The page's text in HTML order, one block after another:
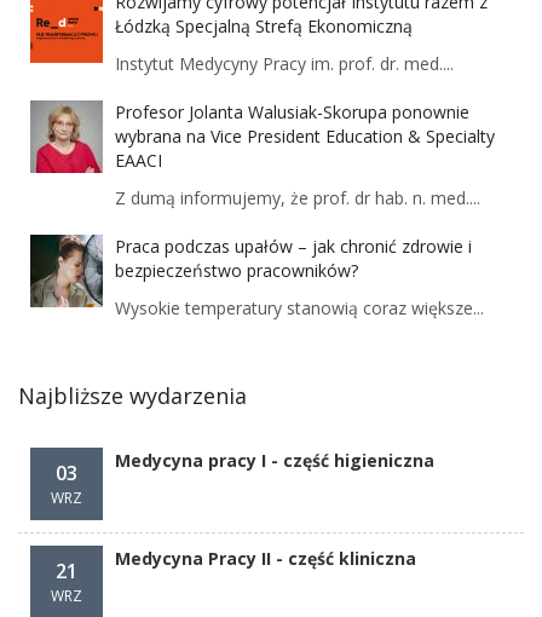
Łódzką Specjalną Strefą Ekonomiczną
Instytut Medycyny Pracy im. prof. dr. med....
Profesor Jolanta Walusiak-Skorupa ponownie
wybrana na Vice President Education & Specialty
EAACI
Z dumą informujemy, że prof. dr hab. n. med....
Praca podczas upałów – jak chronić zdrowie i
bezpieczeństwo pracowników?
Wysokie temperatury stanowią coraz większe...
Najbliższe wydarzenia
03
WRZ
Medycyna pracy I - część higieniczna
21
WRZ
Medycyna Pracy II - część kliniczna